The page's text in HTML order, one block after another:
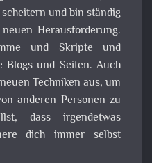
und bin ständig
Herausforderung.
und Skripte und
und Seiten. Auch
Techniken aus, um
anderen Personen zu
dass irgendetwas
dich immer selbst